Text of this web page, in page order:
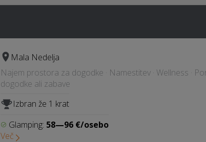
Mala Nedelja
Najem prostora za dogodke · Namestitev · Wellness ·
dogodke ali zabave
Izbran že 1 krat
Glamping: 58—96 €/osebo
Več